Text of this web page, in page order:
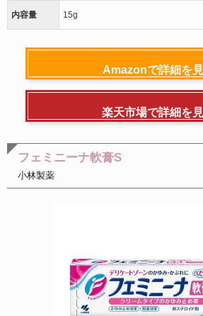
内容量 15g
Amazonで詳細を
楽天市場で詳細を
フェミニーナ軟膏S
小林製薬